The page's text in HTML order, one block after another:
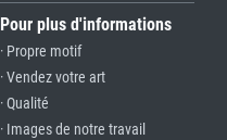
Pour plus d'informations
· Propre motif
· Vendez votre art
· Qualité
· Images de notre travail